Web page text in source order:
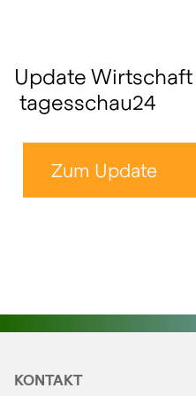
Update Wirtschaft
tagesschau24
Zum Update
KONTAKT